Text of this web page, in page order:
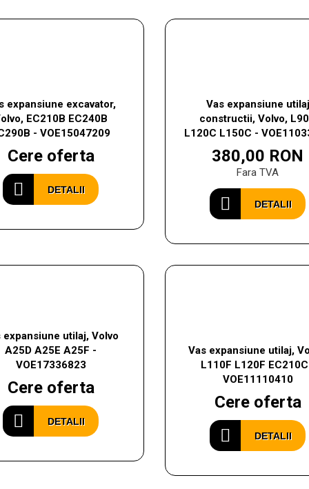
expansiune excavator,
EC210B EC240B
- VOE15047209
Cere oferta
DETALII
Vas expansiune utilaj
constructii, Volvo,
L120C L150C -
380,00 RON
Fara TVA
DETALII
expansiune utilaj, Volvo
A25D A25E A25F -
VOE17336823
Cere oferta
DETALII
Vas expansiune utilaj,
L110F L120F
VOE11110410
Cere oferta
DETALII